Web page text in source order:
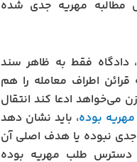
مطالبه مهریه جدی شده
دادگاه فقط به ظاهر سند
قرائن اطراف معامله را هم
می‌خواهد ادعا کند انتقال
مهریه بوده، باید نشان دهد
نبوده یا هدف اصلی آن
دسترس طلب مهریه بوده